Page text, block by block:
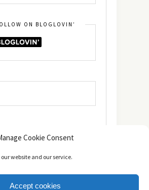
Cookie Consent
website and our service.
Accept cookies
ON BLOGLOVIN’